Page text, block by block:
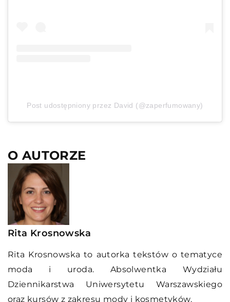
Post udostępniony przez David (@zaperfumowany)
O AUTORZE
Rita Krosnowska
Rita Krosnowska to autorka tekstów o tematyce
moda i uroda. Absolwentka Wydziału
Dziennikarstwa Uniwersytetu Warszawskiego
oraz kursów z zakresu mody i kosmetyków.